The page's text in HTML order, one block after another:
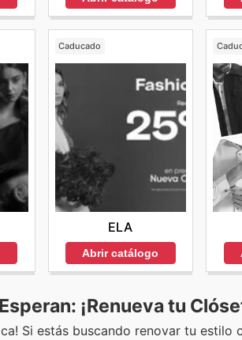
Caducado
ELA
Abrir catálogo
¡Renueva tu
Si estás buscando renovar tu